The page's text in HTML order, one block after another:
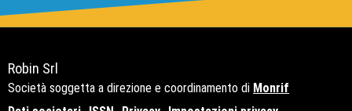
Robin Srl
Società soggetta a direzione e coordinamento di Monrif